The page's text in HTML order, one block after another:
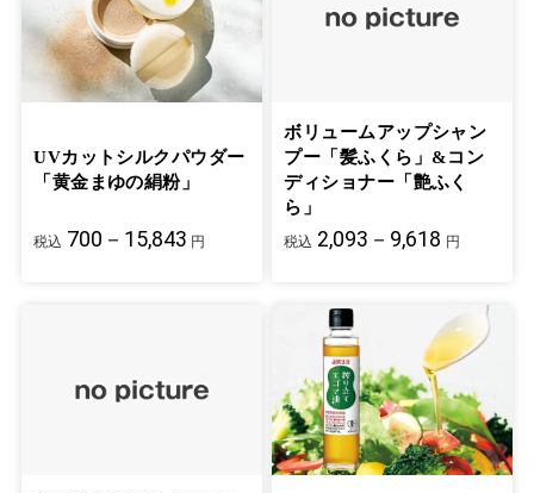
UVカットシルクパウダー
「黄金まゆの絹粉」
税込 700－15,843 円
ボリュームアップシャン
プー「髪ふくら」&コン
ディショナー「艶ふく
ら」
税込 2,093－9,618 円